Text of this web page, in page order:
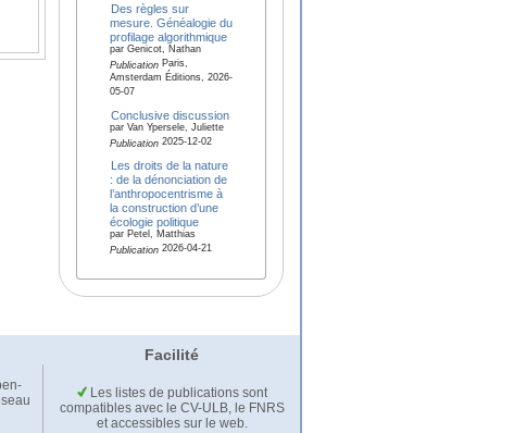
Des règles sur
mesure. Généalogie du
profilage algorithmique
par Genicot, Nathan
PublicationParis,
Amsterdam Éditions, 2026-
05-07
Conclusive discussion
par Van Ypersele, Juliette
Publication2025-12-02
Les droits de la nature
: de la dénonciation de
l’anthropocentrisme à
la construction d’une
écologie politique
par Petel, Matthias
Publication2026-04-21
Facilité
Les listes de publications sont
compatibles avec le CV-ULB, le FNRS
et accessibles sur le web.